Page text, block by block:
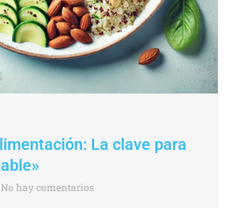
La clave para
No hay comentarios